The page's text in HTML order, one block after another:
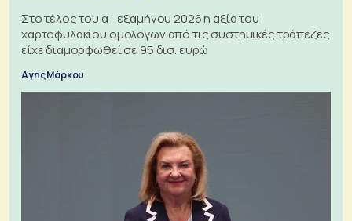
Στο τέλος του α΄ εξαμήνου 2026 η αξία του
χαρτοφυλακίου ομολόγων από τις συστημικές τράπεζες
είχε διαμορφωθεί σε 95 δισ. ευρώ
Αγης Μάρκου